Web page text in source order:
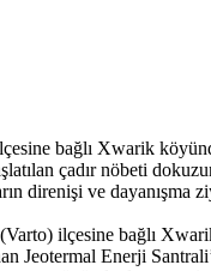
bağlı Xwarik
çadır nöbeti
direnişi ve dayanışma
ilçesine bağlı
Jeotermal Enerji